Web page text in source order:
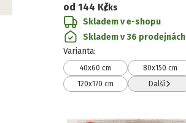
od 144 Kč/ks
Skladem v e-shopu
Skladem v 36 prodejnách
Varianta:
40x60 cm
80x150 cm
120x170 cm
Další